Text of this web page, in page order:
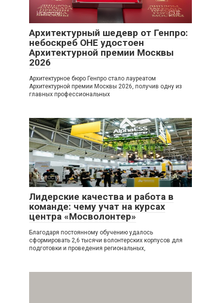
Новости 0
Архитектурный шедевр от Генпро:
небоскреб ОНЕ удостоен
Архитектурной премии Москвы
2026
Архитектурное бюро Генпро стало лауреатом
Архитектурной премии Москвы 2026, получив одну из
главных профессиональных
Новости 0
Лидерские качества и работа в
команде: чему учат на курсах
центра «Мосволонтер»
Благодаря постоянному обучению удалось
сформировать 2,6 тысячи волонтерских корпусов для
подготовки и проведения региональных,